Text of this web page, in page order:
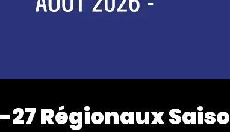
Régionaux